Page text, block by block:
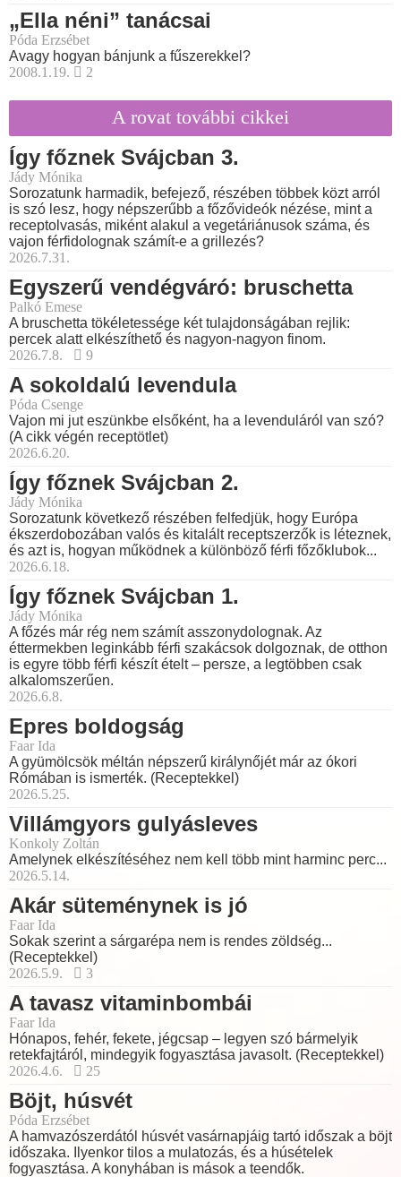
„Ella néni” tanácsai
Póda Erzsébet
Avagy hogyan bánjunk a fűszerekkel?
2008.1.19.
2
A rovat további cikkei
Így főznek Svájcban 3.
Jády Mónika
Sorozatunk harmadik, befejező, részében többek közt arról
is szó lesz, hogy népszerűbb a főzővideók nézése, mint a
receptolvasás, miként alakul a vegetáriánusok száma, és
vajon férfidolognak számít-e a grillezés?
2026.7.31.
Egyszerű vendégváró: bruschetta
Palkó Emese
A bruschetta tökéletessége két tulajdonságában rejlik:
percek alatt elkészíthető és nagyon-nagyon finom.
2026.7.8.
9
A sokoldalú levendula
Póda Csenge
Vajon mi jut eszünkbe elsőként, ha a levenduláról van szó?
(A cikk végén receptötlet)
2026.6.20.
Így főznek Svájcban 2.
Jády Mónika
Sorozatunk következő részében felfedjük, hogy Európa
ékszerdobozában valós és kitalált receptszerzők is léteznek,
és azt is, hogyan működnek a különböző férfi főzőklubok...
2026.6.18.
Így főznek Svájcban 1.
Jády Mónika
A főzés már rég nem számít asszonydolognak. Az
éttermekben leginkább férfi szakácsok dolgoznak, de otthon
is egyre több férfi készít ételt – persze, a legtöbben csak
alkalomszerűen.
2026.6.8.
Epres boldogság
Faar Ida
A gyümölcsök méltán népszerű királynőjét már az ókori
Rómában is ismerték. (Receptekkel)
2026.5.25.
Villámgyors gulyásleves
Konkoly Zoltán
Amelynek elkészítéséhez nem kell több mint harminc perc...
2026.5.14.
Akár süteménynek is jó
Faar Ida
Sokak szerint a sárgarépa nem is rendes zöldség...
(Receptekkel)
2026.5.9.
3
A tavasz vitaminbombái
Faar Ida
Hónapos, fehér, fekete, jégcsap – legyen szó bármelyik
retekfajtáról, mindegyik fogyasztása javasolt. (Receptekkel)
2026.4.6.
25
Böjt, húsvét
Póda Erzsébet
A hamvazószerdától húsvét vasárnapjáig tartó időszak a böjt
időszaka. Ilyenkor tilos a mulatozás, és a húsételek
fogyasztása. A konyhában is mások a teendők.